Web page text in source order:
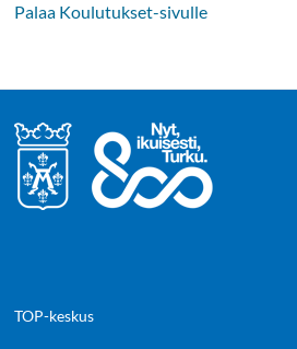
Palaa Koulutukset-sivulle
TOP-keskus